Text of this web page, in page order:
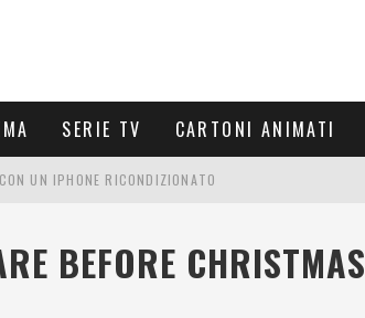
SERIE TV CARTONI ANIMATI
UN IPHONE RICONDIZIONATO
BEFORE CHRISTMAS